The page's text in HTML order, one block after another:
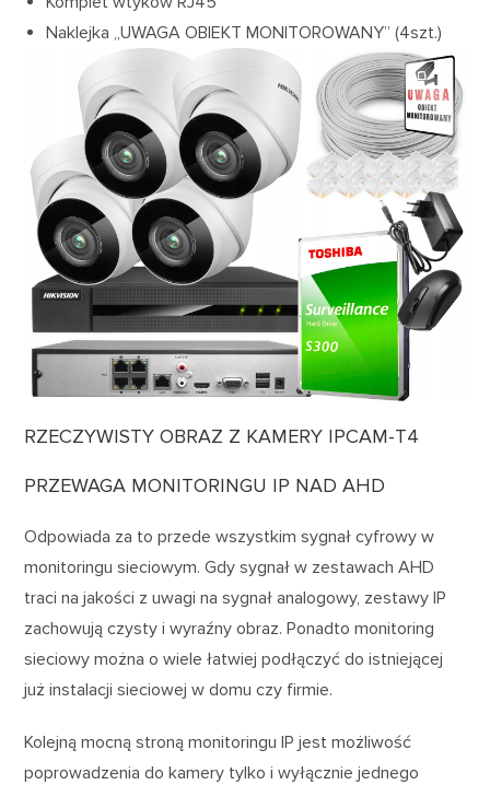
Naklejka „UWAGA OBIEKT MONITOROWANY” (4szt.)
RZECZYWISTY OBRAZ Z KAMERY IPCAM-T4
PRZEWAGA MONITORINGU IP NAD AHD
Odpowiada za to przede wszystkim sygnał cyfrowy w
monitoringu sieciowym. Gdy sygnał w zestawach AHD
traci na jakości z uwagi na sygnał analogowy, zestawy IP
zachowują czysty i wyraźny obraz. Ponadto monitoring
sieciowy można o wiele łatwiej podłączyć do istniejącej
już instalacji sieciowej w domu czy firmie.
Kolejną mocną stroną monitoringu IP jest możliwość
poprowadzenia do kamery tylko i wyłącznie jednego